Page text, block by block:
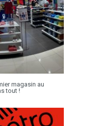
magasin au
tout !